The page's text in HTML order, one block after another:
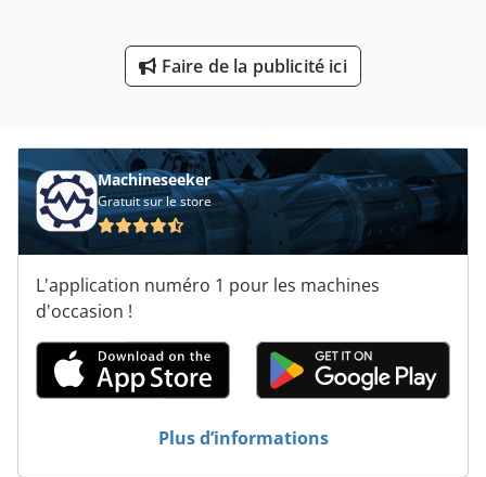
Ébavureuse De Bord
Évier De Cuisine
Faire de la publicité ici
Machineseeker
Gratuit sur le store
L'application numéro 1 pour les machines
d'occasion !
Plus d’informations